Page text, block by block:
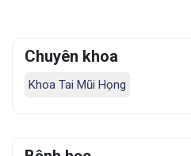
Chuyên khoa
Khoa Tai Mũi Họng